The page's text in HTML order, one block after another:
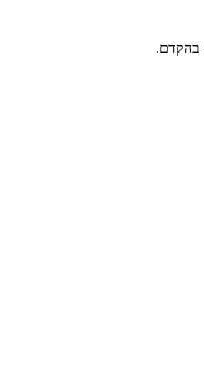
בהקדם.